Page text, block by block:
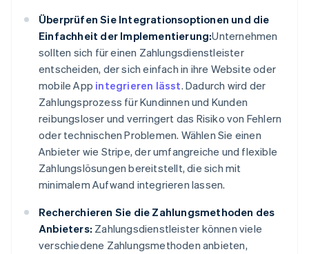
Überprüfen Sie Integrationsoptionen und die
Einfachheit der Implementierung:Unternehmen
sollten sich für einen Zahlungsdienstleister
entscheiden, der sich einfach in ihre Website oder
mobile App integrieren lässt. Dadurch wird der
Zahlungsprozess für Kundinnen und Kunden
reibungsloser und verringert das Risiko von Fehlern
oder technischen Problemen. Wählen Sie einen
Anbieter wie Stripe, der umfangreiche und flexible
Zahlungslösungen bereitstellt, die sich mit
minimalem Aufwand integrieren lassen.
Recherchieren Sie die Zahlungsmethoden des
Anbieters: Zahlungsdienstleister können viele
verschiedene Zahlungsmethoden anbieten,